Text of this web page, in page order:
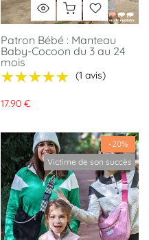
Patron Bébé : Manteau
Baby-Cocoon du 3 au 24
mois
★★★★★
★★★★★ (1 avis)
17.90 €
-20%
Victime de son succès